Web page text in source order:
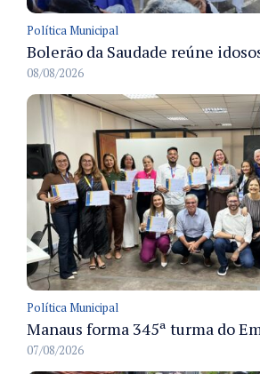
Política Municipal
08/08/2026
Política Municipal
07/08/2026